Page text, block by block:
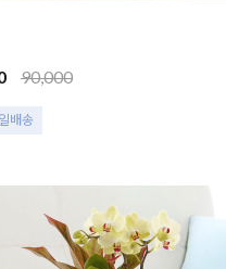
90,000
배송